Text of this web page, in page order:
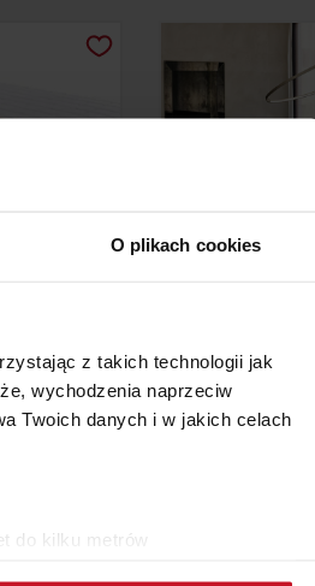
O plikach cookies
z takich technologii jak
wychodzenia naprzeciw
Twoich danych i w jakich celach
do kilku metrów
STÓŁ
ZAPYTAJ O